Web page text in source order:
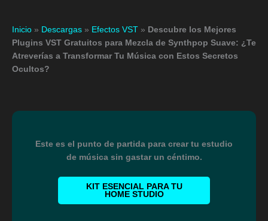
Inicio » Descargas » Efectos VST » Descubre los Mejores
Plugins VST Gratuitos para Mezcla de Synthpop Suave: ¿Te
Atreverías a Transformar Tu Música con Estos Secretos
Ocultos?
Este es el punto de partida para crear tu estudio
de música sin gastar un céntimo.
KIT ESENCIAL PARA TU
HOME STUDIO